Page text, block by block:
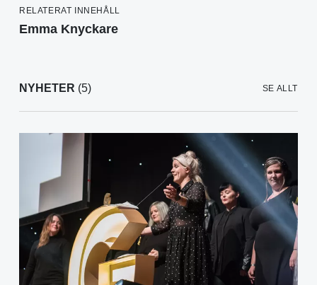
RELATERAT INNEHÅLL
Emma Knyckare
NYHETER (5) SE ALLT